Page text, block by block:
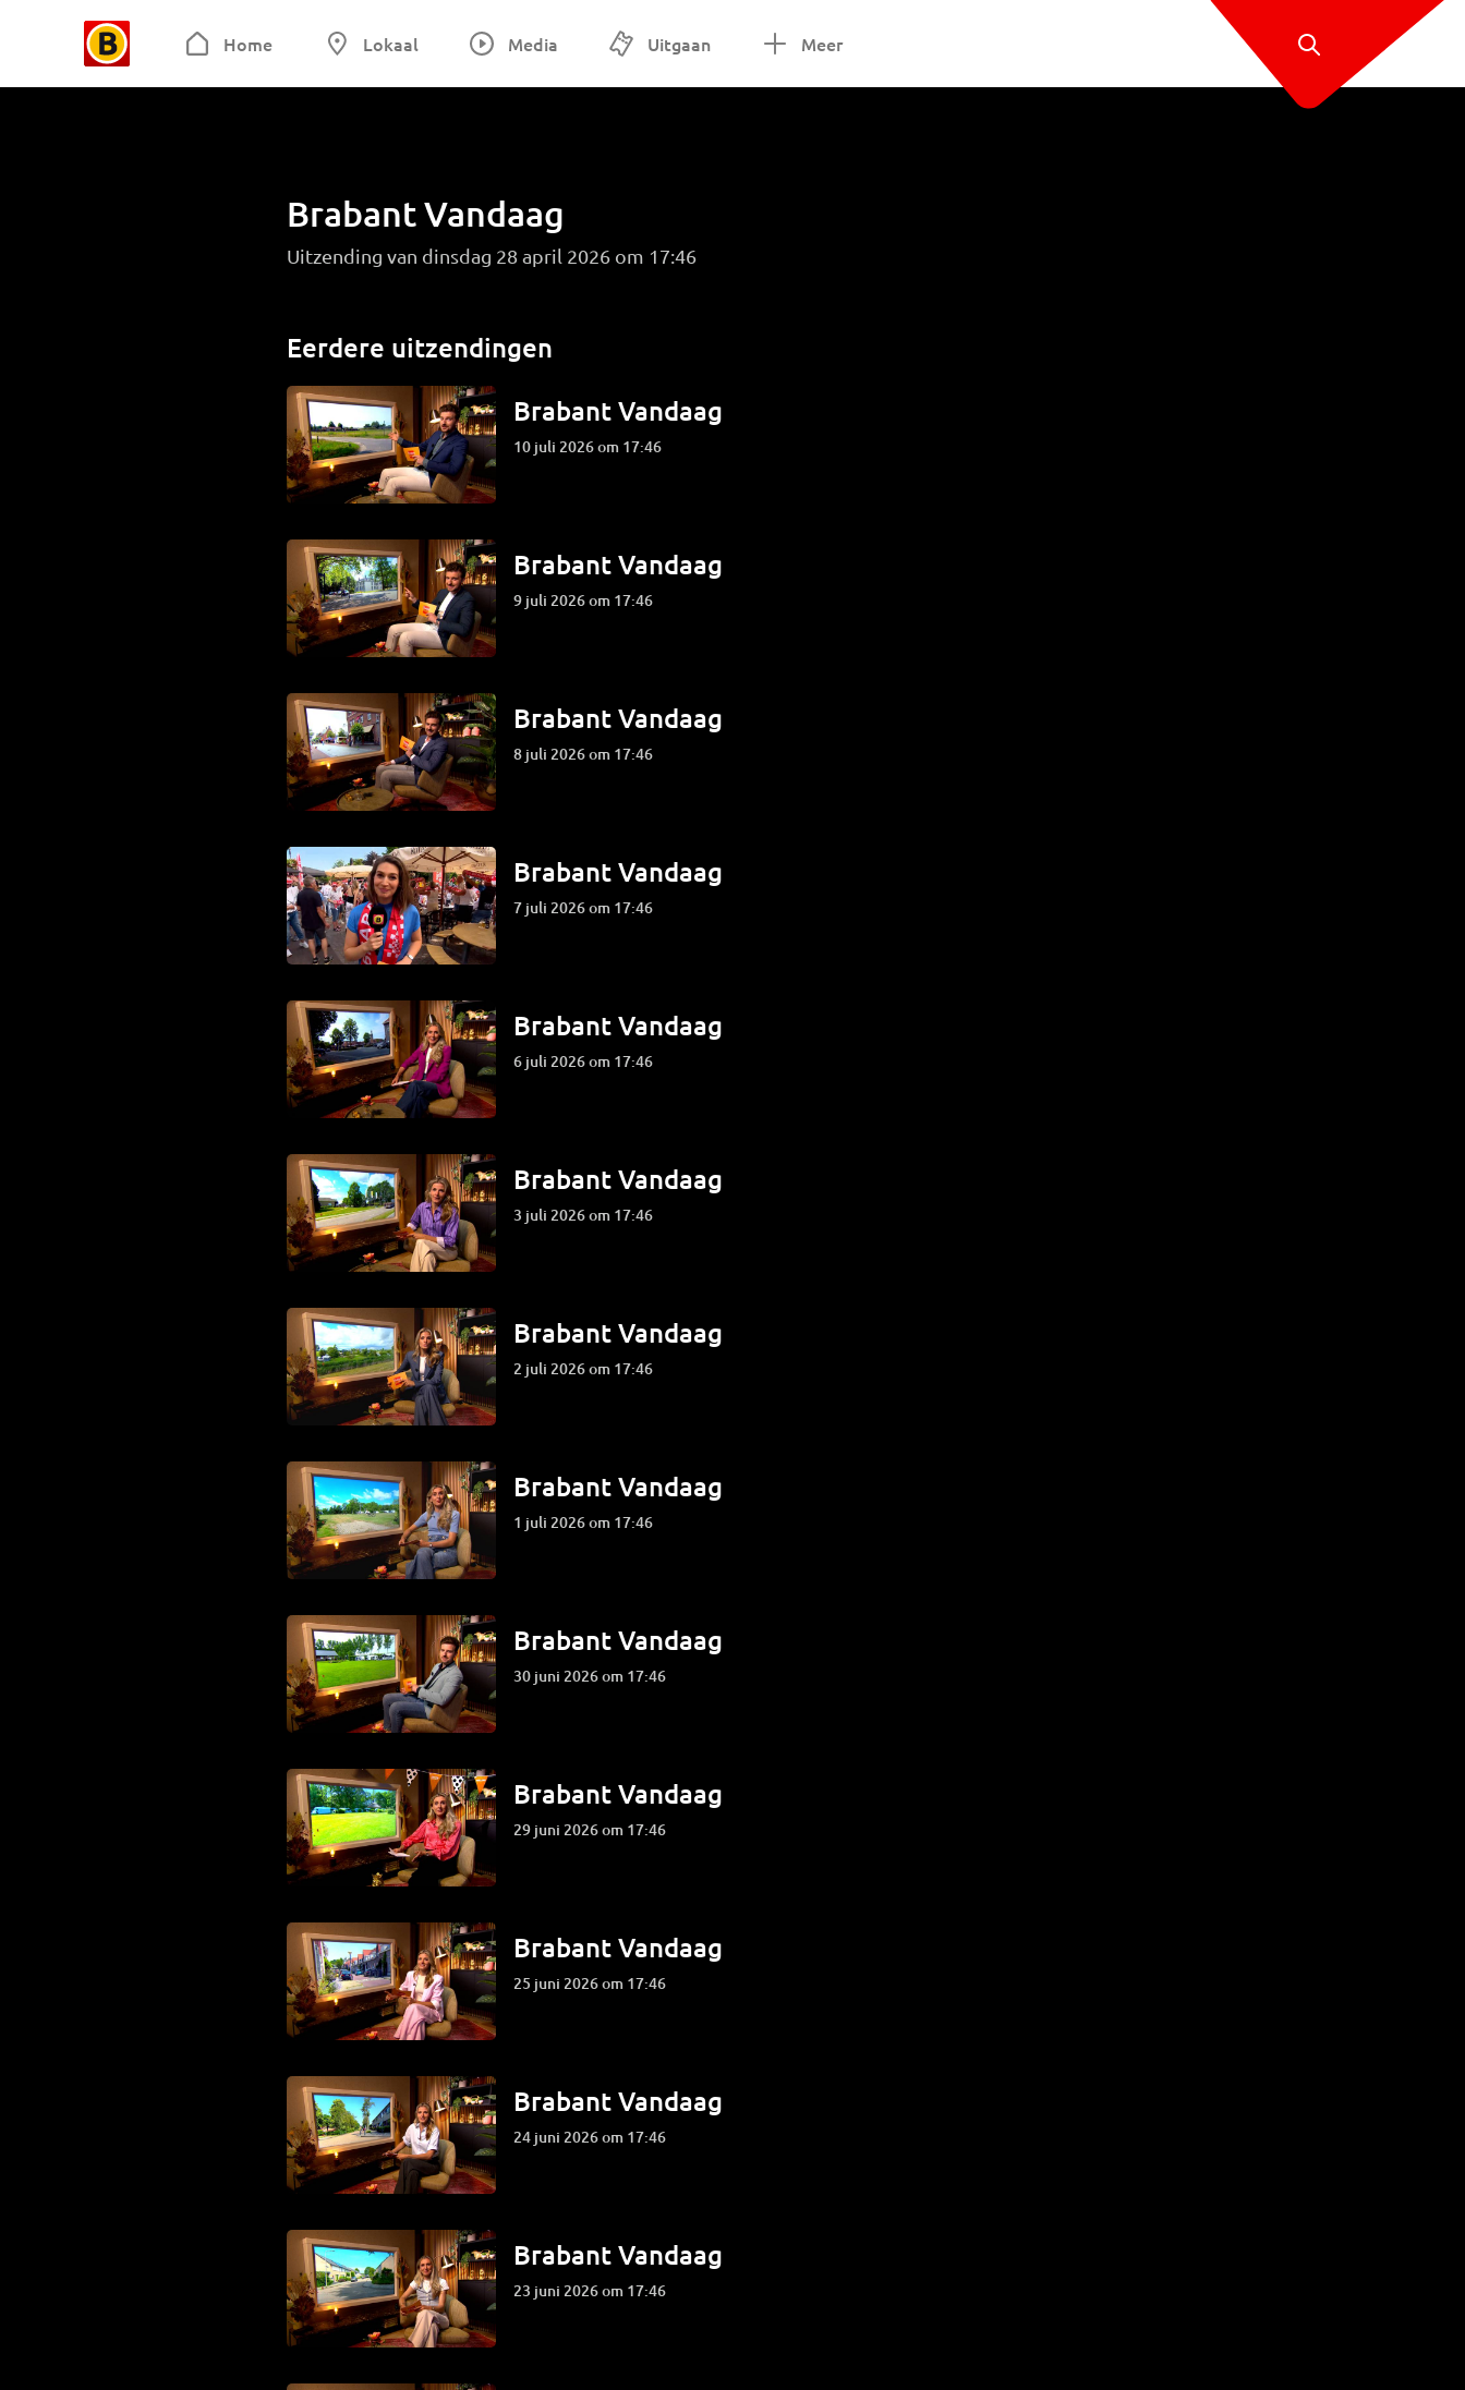
Home Lokaal Media Uitgaan Meer
Brabant Vandaag
Uitzending van dinsdag 28 april 2026 om 17:46
Eerdere uitzendingen
Brabant Vandaag
10 juli 2026 om 17:46
Brabant Vandaag
9 juli 2026 om 17:46
Brabant Vandaag
8 juli 2026 om 17:46
Brabant Vandaag
7 juli 2026 om 17:46
Brabant Vandaag
6 juli 2026 om 17:46
Brabant Vandaag
3 juli 2026 om 17:46
Brabant Vandaag
2 juli 2026 om 17:46
Brabant Vandaag
1 juli 2026 om 17:46
Brabant Vandaag
30 juni 2026 om 17:46
Brabant Vandaag
29 juni 2026 om 17:46
Brabant Vandaag
25 juni 2026 om 17:46
Brabant Vandaag
24 juni 2026 om 17:46
Brabant Vandaag
23 juni 2026 om 17:46